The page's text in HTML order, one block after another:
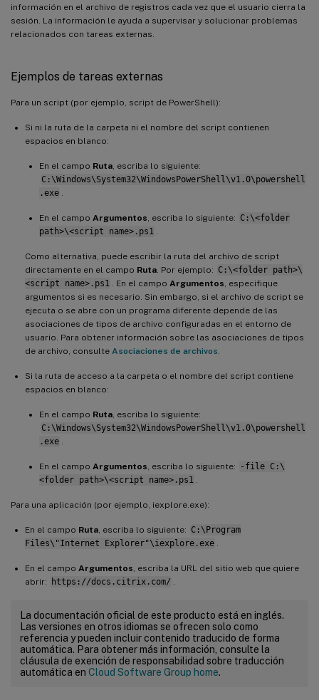
información en el archivo de registros cada vez que el usuario cierra la
sesión. La información le ayuda a supervisar y solucionar problemas
relacionados con tareas externas.
Ejemplos de tareas externas
Para un script (por ejemplo, script de PowerShell):
Si ni la ruta de la carpeta ni el nombre del script contienen
espacios en blanco:
En el campo Ruta , escriba lo siguiente:
C:\Windows\System32\WindowsPowerShell\v1.0\powershell
.exe
En el campo Argumentos , escriba lo siguiente: C:\<folder
path>\<script name>.ps1
Como alternativa, puede escribir la ruta del archivo de script
directamente en el campo Ruta . Por ejemplo: C:\<folder path>\
<script name>.ps1
. En el campo Argumentos , especifique
argumentos si es necesario. Sin embargo, si el archivo de script se
ejecuta o se abre con un programa diferente depende de las
asociaciones de tipos de archivo configuradas en el entorno de
usuario. Para obtener información sobre las asociaciones de tipos
de archivo, consulte Asociaciones de archivos
Si la ruta de acceso a la carpeta o el nombre del script contiene
espacios en blanco:
En el campo Ruta , escriba lo siguiente:
C:\Windows\System32\WindowsPowerShell\v1.0\powershell
.exe
En el campo Argumentos , escriba lo siguiente:
-file C:\
<folder path>\<script name>.ps1
Para una aplicación (por ejemplo, iexplore.exe):
En el campo Ruta , escriba lo siguiente: C:\Program
Files\"Internet Explorer"\iexplore.exe
En el campo Argumentos , escriba la URL del sitio web que quiere
abrir:
https://docs.citrix.com/
La documentación oficial de este producto está en inglés.
Las versiones en otros idiomas se ofrecen solo como
referencia y pueden incluir contenido traducido de forma
automática. Para obtener más información, consulte la
cláusula de exención de responsabilidad sobre traducción
automática en Cloud Software Group home.